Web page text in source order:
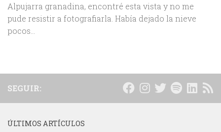
Alpujarra granadina, encontré esta vista y no me
pude resistir a fotografiarla. Había dejado la nieve
pocos...
SEGUIR:
ÚLTIMOS ARTÍCULOS